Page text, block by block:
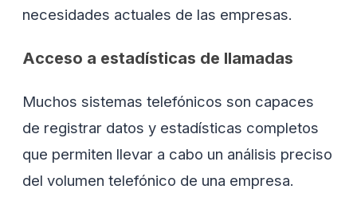
necesidades actuales de las empresas.
Acceso a estadísticas de llamadas
Muchos sistemas telefónicos son capaces
de registrar datos y estadísticas completos
que permiten llevar a cabo un análisis preciso
del volumen telefónico de una empresa.